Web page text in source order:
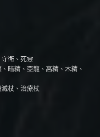
衛、死靈
暗精、亞龍、高精、木精、
杖、治療杖